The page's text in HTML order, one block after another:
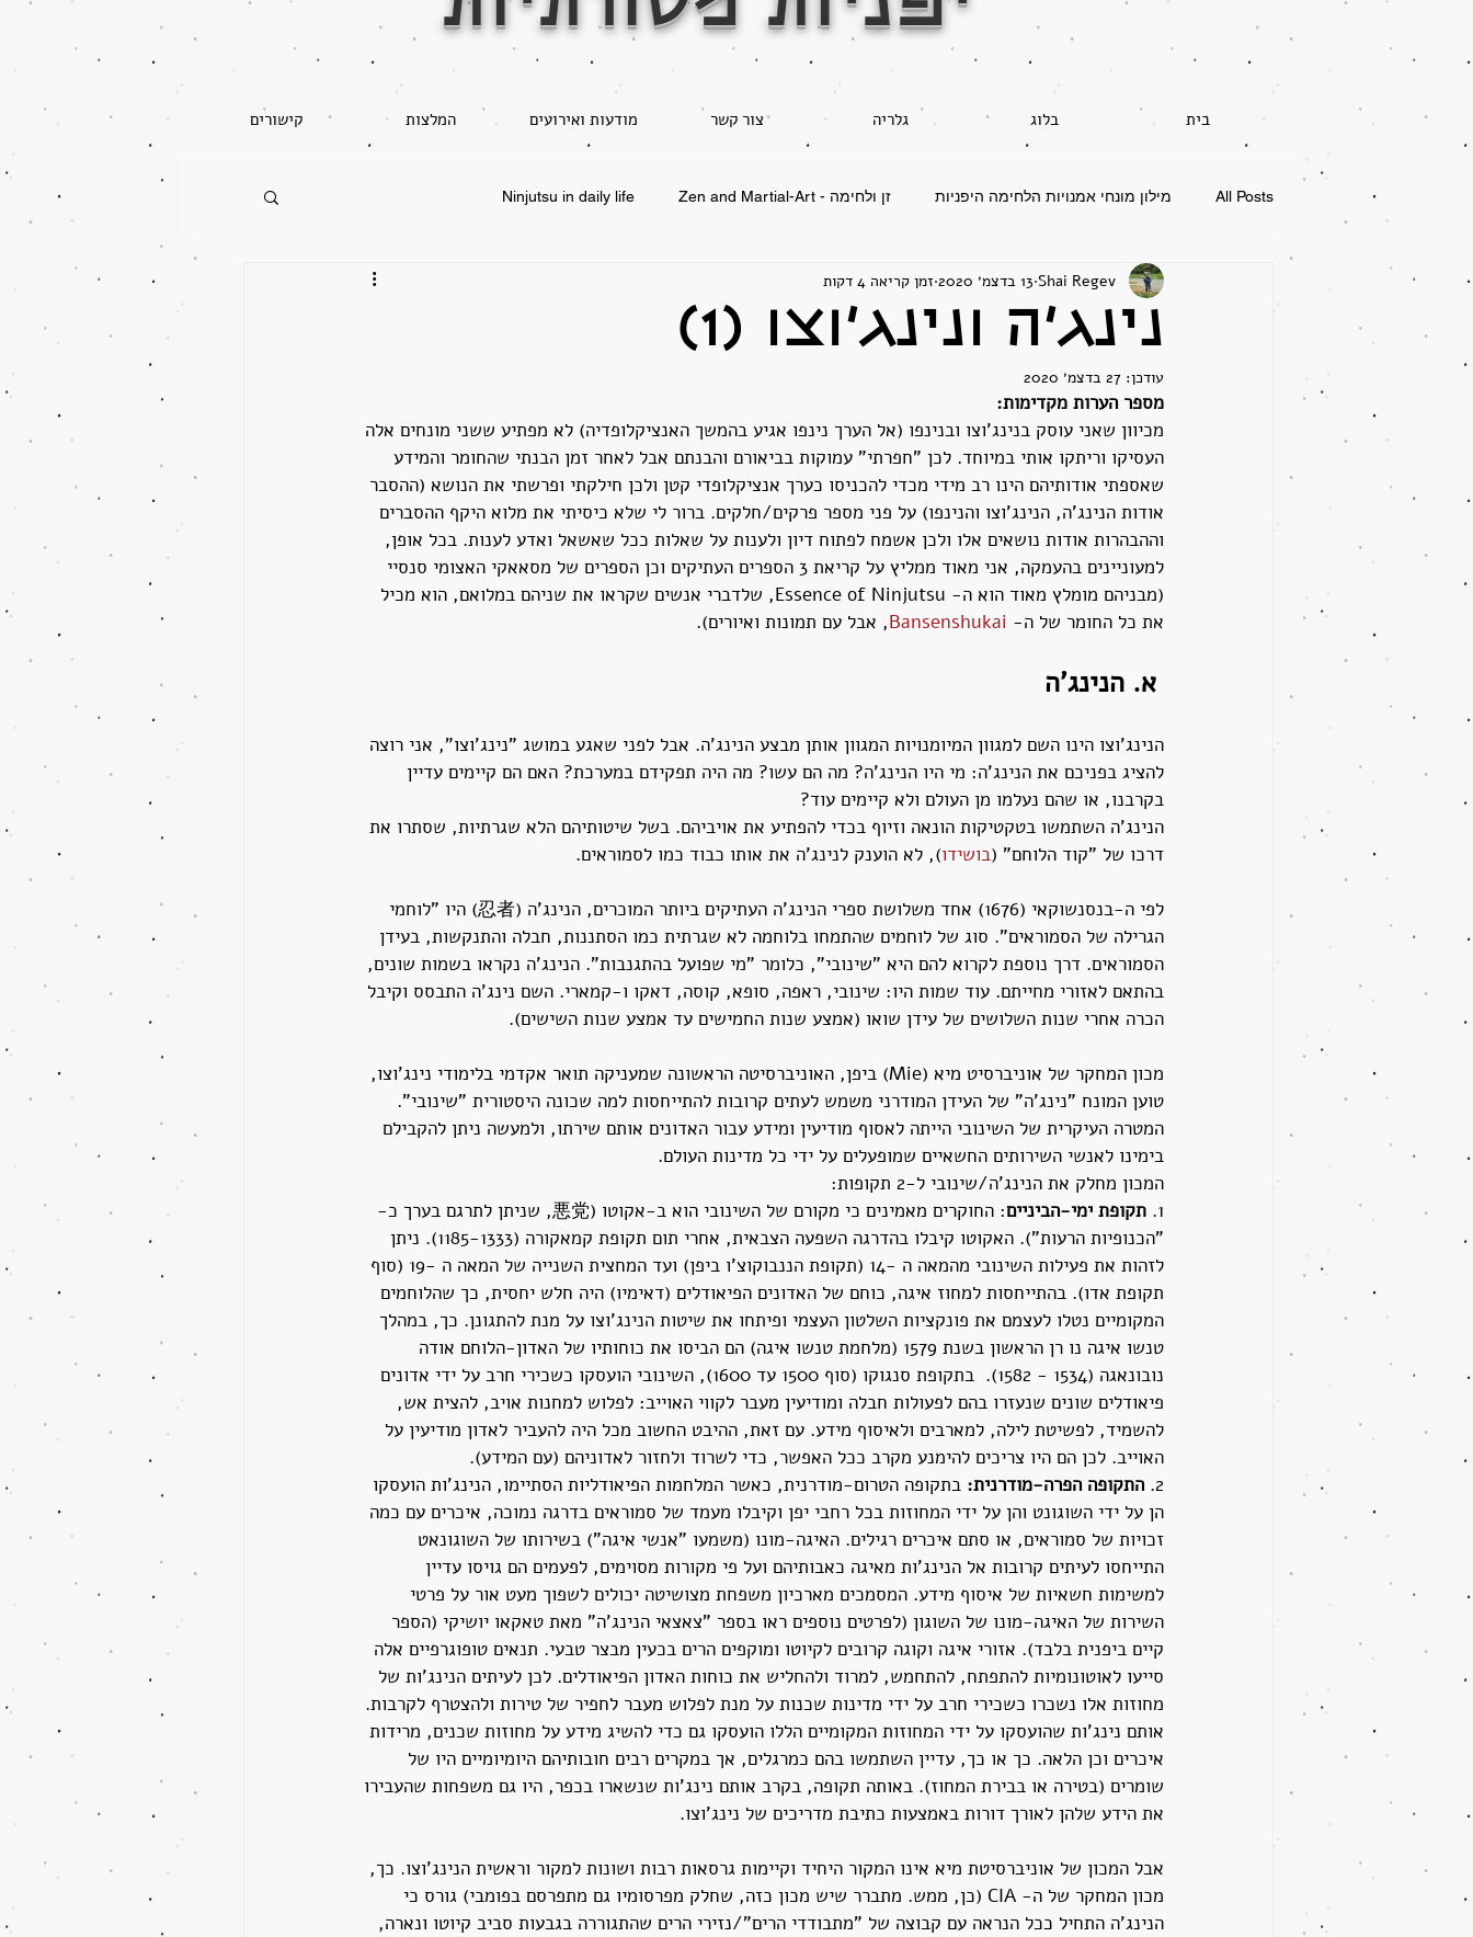
בית בלוג גלריה צור קשר מודעות ואירועים המלצות קישורים
All Posts מילון מונחי אמנויות הלחימה היפניות זן ולחימה - Zen and Martial-Art Ninjutsu in daily life
דרגות וחגורות - Ranks and belts בוג'ינקאן - פילוסופיה וטכניקה
נינג'ה ונינג'וצו (1)
Shai Regev 13 בדצמ׳ 2020 זמן קריאה 4 דקות
עודכן: 27 בדצמ׳ 2020
מספר הערות מקדימות:
מכיוון שאני עוסק בנינג'וצו ובנינפו (אל הערך נינפו אגיע בהמשך האנציקלופדיה) לא מפתיע ששני מונחים אלה
העסיקו וריתקו אותי במיוחד. לכן "חפרתי" עמוקות בביאורם והבנתם אבל לאחר זמן הבנתי שהחומר והמידע
שאספתי אודותיהם הינו רב מידי מכדי להכניסו כערך אנציקלופדי קטן ולכן חילקתי ופרשתי את הנושא (ההסבר
אודות הנינג'ה, הנינג'וצו והנינפו) על פני מספר פרקים/חלקים. ברור לי שלא כיסיתי את מלוא היקף ההסברים
וההבהרות אודות נושאים אלו ולכן אשמח לפתוח דיון ולענות על שאלות ככל שאשאל ואדע לענות. בכל אופן,
למעוניינים בהעמקה, אני מאוד ממליץ על קריאת 3 הספרים העתיקים וכן הספרים של מסאאקי האצומי סנסיי
(מבניהם מומלץ מאוד הוא ה- Essence of Ninjutsu, שלדברי אנשים שקראו את שניהם במלואם, הוא מכיל
את כל החומר של ה- Bansenshukai, אבל עם תמונות ואיורים).
א. הנינג'ה
הנינג'וצו הינו השם למגוון המיומנויות המגוון אותן מבצע הנינג'ה. אבל לפני שאגע במושג "נינג'וצו", אני רוצה
להציג בפניכם את הנינג'ה: מי היו הנינג'ה? מה הם עשו? מה היה תפקידם במערכת? האם הם קיימים עדיין
בקרבנו, או שהם נעלמו מן העולם ולא קיימים עוד?
הנינג'ה השתמשו בטקטיקות הונאה וזיוף בכדי להפתיע את אויביהם. בשל שיטותיהם הלא שגרתיות, שסתרו את
דרכו של "קוד הלוחם" (בושידו), לא הוענק לנינג'ה את אותו כבוד כמו לסמוראים.
לפי ה-בנסנשוקאי (1676) אחד משלושת ספרי הנינג'ה העתיקים ביותר המוכרים, הנינג'ה (忍者) היו "לוחמי
הגרילה של הסמוראים". סוג של לוחמים שהתמחו בלוחמה לא שגרתית כמו הסתננות, חבלה והתנקשות, בעידן
הסמוראים. דרך נוספת לקרוא להם היא "שינובי", כלומר "מי שפועל בהתגנבות". הנינג'ה נקראו בשמות שונים,
בהתאם לאזורי מחייתם. עוד שמות היו: שינובי, ראפה, סופא, קוסה, דאקו ו-קמארי. השם נינג'ה התבסס וקיבל
הכרה אחרי שנות השלושים של עידן שואו (אמצע שנות החמישים עד אמצע שנות השישים).
מכון המחקר של אוניברסיט מיא (Mie) ביפן, האוניברסיטה הראשונה שמעניקה תואר אקדמי בלימודי נינג'וצו,
טוען המונח "נינג'ה" של העידן המודרני משמש לעתים קרובות להתייחסות למה שכונה היסטורית "שינובי".
המטרה העיקרית של השינובי הייתה לאסוף מודיעין ומידע עבור האדונים אותם שירתו, ולמעשה ניתן להקבילם
בימינו לאנשי השירותים החשאיים שמופעלים על ידי כל מדינות העולם.
המכון מחלק את הנינג'ה/שינובי ל-2 תקופות:
1. תקופת ימי-הביניים
: החוקרים מאמינים כי מקורם של השינובי הוא ב-אקוטו (悪党, שניתן לתרגם בערך כ-
"הכנופיות הרעות"). האקוטו קיבלו בהדרגה השפעה הצבאית, אחרי תום תקופת קמאקורה (1185-1333). ניתן
לזהות את פעילות השינובי מהמאה ה -14 (תקופת הננבוקוצ'ו ביפן) ועד המחצית השנייה של המאה ה -19 (סוף
תקופת אדו). בהתייחסות למחוז איגה, כוחם של האדונים הפיאודלים (דאימיו) היה חלש יחסית, כך שהלוחמים
המקומיים נטלו לעצמם את פונקציות השלטון העצמי ופיתחו את שיטות הנינג'וצו על מנת להתגונן. כך, במהלך
טנשו איגה נו רן הראשון בשנת 1579 (מלחמת טנשו איגה) הם הביסו את כוחותיו של האדון-הלוחם אודה
נובונאגה (1534 - 1582).  בתקופת סנגוקו (סוף 1500 עד 1600), השינובי הועסקו כשכירי חרב על ידי אדונים
פיאודלים שונים שנעזרו בהם לפעולות חבלה ומודיעין מעבר לקווי האוייב: לפלוש למחנות אויב, להצית אש,
להשמיד, לפשיטת לילה, למארבים ולאיסוף מידע. עם זאת, ההיבט החשוב מכל היה להעביר לאדון מודיעין על
האוייב. לכן הם היו צריכים להימנע מקרב ככל האפשר, כדי לשרוד ולחזור לאדוניהם (עם המידע).
2. התקופה הפרה-מודרנית: בתקופה הטרום-מודרנית, כאשר המלחמות הפיאודליות הסתיימו, הנינג'ות הועסקו
הן על ידי השוגונט והן על ידי המחוזות בכל רחבי יפן וקיבלו מעמד של סמוראים בדרגה נמוכה, איכרים עם כמה
זכויות של סמוראים, או סתם איכרים רגילים. האיגה-מונו (משמעו "אנשי איגה") בשירותו של השוגונאט
התייחסו לעיתים קרובות אל הנינג'ות מאיגה כאבותיהם ועל פי מקורות מסוימים, לפעמים הם גויסו עדיין
למשימות חשאיות של איסוף מידע. המסמכים מארכיון משפחת מצושיטה יכולים לשפוך מעט אור על פרטי
השירות של האיגה-מונו של השוגון (לפרטים נוספים ראו בספר "צאצאי הנינג'ה" מאת טאקאו יושיקי (הספר
קיים ביפנית בלבד). אזורי איגה וקוגה קרובים לקיוטו ומוקפים הרים בכעין מבצר טבעי. תנאים טופוגרפיים אלה
סייעו לאוטונומיות להתפתח, להתחמש, למרוד ולהחליש את כוחות האדון הפיאודלים. לכן לעיתים הנינג'ות של
מחוזות אלו נשכרו כשכירי חרב על ידי מדינות שכנות על מנת לפלוש מעבר לחפיר של טירות ולהצטרף לקרבות.
אותם נינג'ות שהועסקו על ידי המחוזות המקומיים הללו הועסקו גם כדי להשיג מידע על מחוזות שכנים, מרידות
איכרים וכן הלאה. כך או כך, עדיין השתמשו בהם כמרגלים, אך במקרים רבים חובותיהם היומיומיים היו של
שומרים (בטירה או בבירת המחוז). באותה תקופה, בקרב אותם נינג'ות שנשארו בכפר, היו גם משפחות שהעבירו
את הידע שלהן לאורך דורות באמצעות כתיבת מדריכים של נינג'וצו.
אבל המכון של אוניברסיטת מיא אינו המקור היחיד וקיימות גרסאות רבות ושונות למקור וראשית הנינג'וצו. כך,
מכון המחקר של ה- CIA (כן, ממש. מתברר שיש מכון כזה, שחלק מפרסומיו גם מתפרסם בפומבי) גורס כי
הנינג'ה התחיל ככל הנראה עם קבוצה של "מתבודדי הרים"/נזירי הרים שהתגוררה בגבעות סביב קיוטו ונארה,